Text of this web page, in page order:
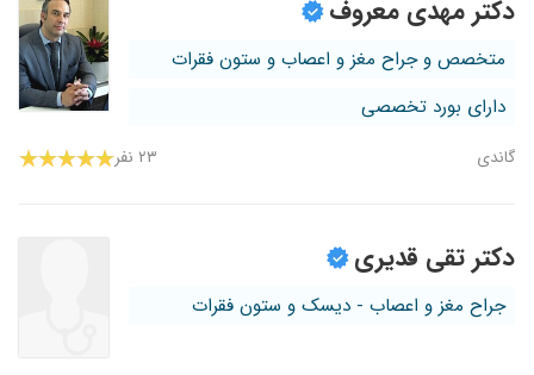
دکتر مهدی معروف
متخصص و جراح مغز و اعصاب و ستون فقرات
دارای بورد تخصصی
گاندی ۲۳ نفر
دکتر تقی قدیری
جراح مغز و اعصاب - دیسک و ستون فقرات